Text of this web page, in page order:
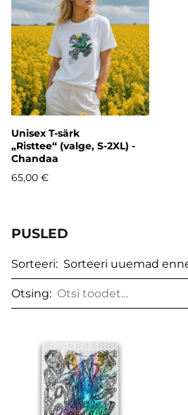
Unisex T-särk
„Risttee“ (valge, S-2XL) -
Chandaa
65,00 €
PUSLED
Sorteeri:
Otsing: